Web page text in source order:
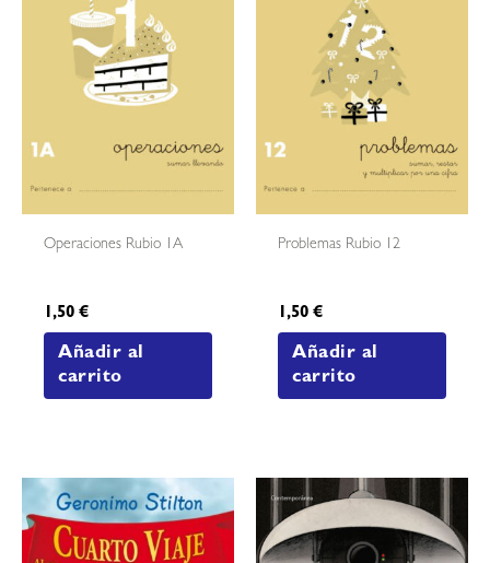
Operaciones Rubio 1A
1,50€
Añadir al
carrito
Problemas Rubio 12
1,50€
Añadir al
carrito